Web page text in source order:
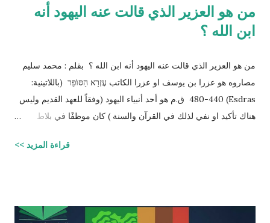
من هو العزير الذي قالت عنه اليهود أنه
ابن الله ؟
من هو العزير الذي قالت عنه اليهود أنه ابن الله ؟ بقلم : محمد سليم
مصاروه هو عزرا بن يوسف او عزرا الكاتب עֶזְרָא הַסּוֹפֵר (باللاتينية:
Esdras) 480-440 ق.م هو أحد أنبياء اليهود (وفقاً للعهد القديم وليس
هناك تأكيد او نفي لذلك في القرآن والسنة ) كان موظفًا في بلاط
اليهودية وكان ملماً بالتوراة ومدرساً لتعاليمها وكذلك كان كاتباً ماهراً
تعاليمها وطهر المجتمع اليهودي من الزواج المختلط، ولهذه الأسباب
قراءة المزيد >>